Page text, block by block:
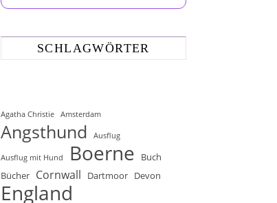
SCHLAGWÖRTER
Agatha Christie Amsterdam
Angsthund Ausflug
Ausflug mit Hund Boerne
Buch
Bücher Cornwall Dartmoor Devon
England